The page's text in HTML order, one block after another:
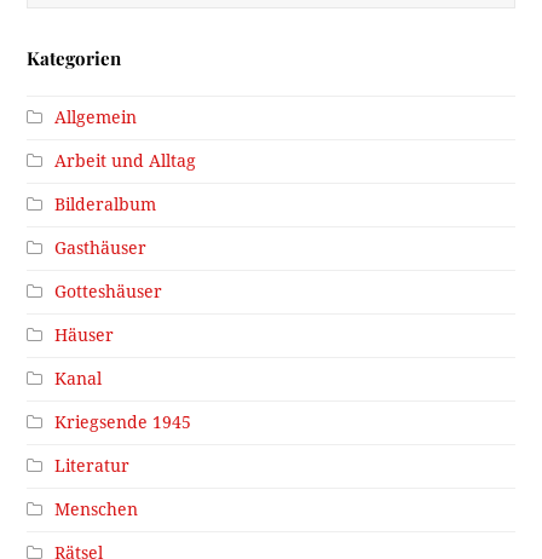
Kategorien
Allgemein
Arbeit und Alltag
Bilderalbum
Gasthäuser
Gotteshäuser
Häuser
Kanal
Kriegsende 1945
Literatur
Menschen
Rätsel